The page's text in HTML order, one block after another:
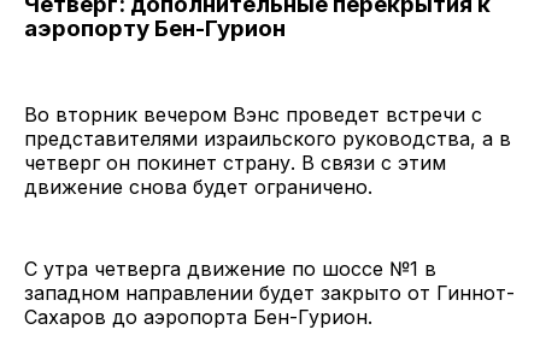
аэропорту Бен-Гурион
Во вторник вечером Вэнс проведет встречи с
представителями израильского руководства, а в
четверг он покинет страну. В связи с этим
движение снова будет ограничено.
С утра четверга движение по шоссе №1 в
западном направлении будет закрыто от Гиннот-
Сахаров до аэропорта Бен-Гурион.